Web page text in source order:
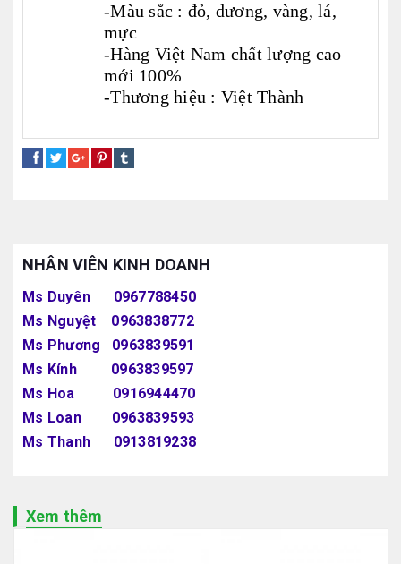
-Màu sắc : đỏ, dương, vàng, lá,
mực
-Hàng Việt Nam chất lượng cao
mới 100%
-Thương hiệu : Việt Thành
NHÂN VIÊN KINH DOANH
Ms Duyên 0967788450
Ms Nguyệt 0963838772
Ms Phương 0963839591
Ms Kính 0963839597
Ms Hoa 0916944470
Ms Loan 0963839593
Ms Thanh 0913819238
Xem thêm